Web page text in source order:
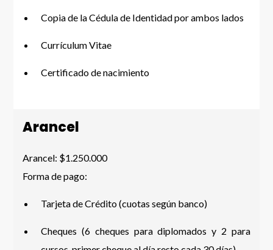
Copia de la Cédula de Identidad por ambos lados
Currículum Vitae
Certificado de nacimiento
Arancel
Arancel: $1.250.000
Forma de pago:
Tarjeta de Crédito (cuotas según banco)
Cheques (6 cheques para diplomados y 2 para